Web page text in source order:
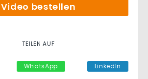
Video bestellen
TEILEN AUF
WhatsApp LinkedIn